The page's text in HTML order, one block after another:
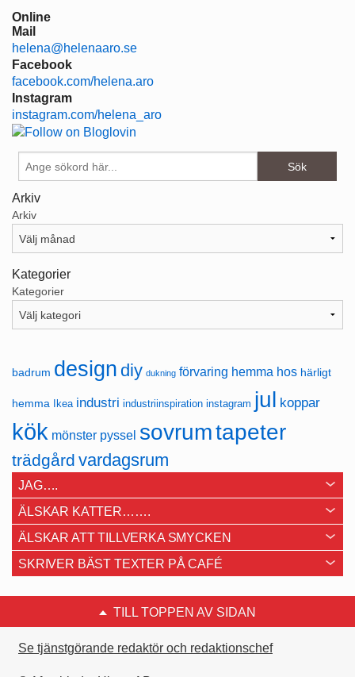
Online
Mail
helena@helenaaro.se
Facebook
facebook.com/helena.aro
Instagram
instagram.com/helena_aro
Arkiv
Arkiv
Kategorier
Kategorier
badrum design diy dukning förvaring hemma hos härligt
hemma Ikea industri industriinspiration instagram jul koppar
kök mönster pyssel sovrumtapeter
trädgård vardagsrum
JAG….
ÄLSKAR KATTER…….
ÄLSKAR ATT TILLVERKA SMYCKEN
SKRIVER BÄST TEXTER PÅ CAFÉ
TILL TOPPEN AV SIDAN
Se tjänstgörande redaktör och redaktionschef